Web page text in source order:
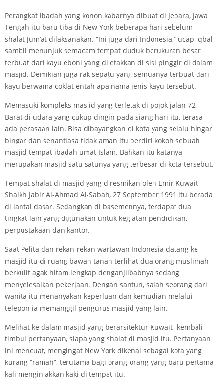
Perangkat ibadah yang konon kabarnya dibuat di Jepara, Jawa
Tengah itu baru tiba di New York beberapa hari sebelum
shalat Jum’at dilaksanakan. “Ini juga dari Indonesia,” ucap Iqbal
sambil menunjuk semacam tempat duduk berukuran besar
terbuat dari kayu eboni yang diletakkan di sisi pinggir di dalam
masjid. Demikian juga rak sepatu yang semuanya terbuat dari
kayu berwama coklat entah apa nama jenis kayu tersebut.
Memasuki kompleks masjid yang terletak di pojok jalan 72
Barat di udara yang cukup dingin pada siang hari itu, terasa
ada perasaan lain. Bisa dibayangkan di kota yang selalu hingar
bingar dan senantiasa tidak aman itu berdiri kokoh sebuah
masjid tempat ibadah umat Islam. Bahkan itu katanya
merupakan masjid satu­ satunya yang terbesar di kota tersebut.
Tempat shalat di masjid yang diresmikan oleh Emir Kuwait
Shaikh Jabir Al-Ahmad Al-Sabah, 27 September 1991 itu berada
di lantai dasar. Sedangkan di basemennya, terdapat dua
tingkat lain yang digunakan untuk kegiatan pendidikan,
perpustakaan dan kantor.
Saat Pelita dan rekan-rekan wartawan Indonesia datang ke
masjid itu di ruang bawah tanah terlihat dua orang muslimah
berkulit agak hitam lengkap denganjilbabnya sedang
menyelesaikan pekerjaan. Dengan santun, salah seorang dari
wanita itu menanyakan keperluan dan kemudian melalui
telepon ia memanggil pengurus masjid yang lain.
Melihat ke dalam masjid yang berarsitektur Kuwait- kembali
timbul pertanyaan, siapa yang shalat di masjid itu. Pertanyaan
ini mencuat, mengingat New York dikenal sebagai kota yang
kurang “ramah”, terutama bagi orang-orang yang baru pertama
kali menginjakkan kaki di tempat itu.